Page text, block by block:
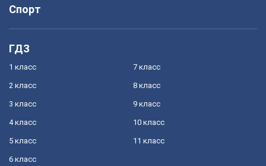
Спорт
ГДЗ
1 класс
2 класс
3 класс
4 класс
5 класс
6 класс
7 класс
8 класс
9 класс
10 класс
11 класс